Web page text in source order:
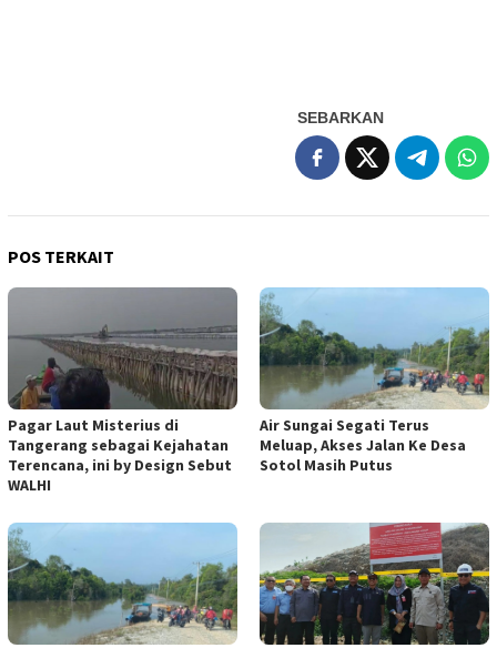
SEBARKAN
POS TERKAIT
Pagar Laut Misterius di
Tangerang sebagai Kejahatan
Terencana, ini by Design Sebut
WALHI
Air Sungai Segati Terus
Meluap, Akses Jalan Ke Desa
Sotol Masih Putus